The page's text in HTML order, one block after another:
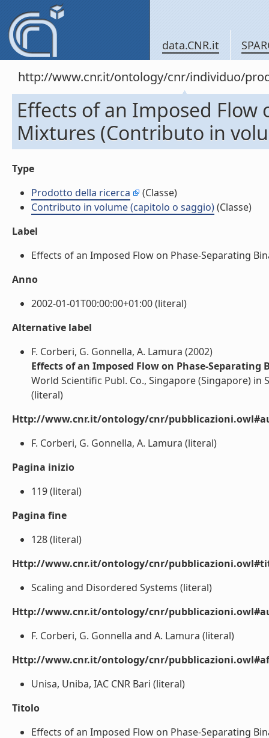
data.CNR.it
http://www.cnr.it/ontology/cnr/individuo/
Effects of an Imposed Flow
Mixtures (Contributo in
Type
Prodotto della ricerca
(Classe)
Contributo in volume (capitolo o saggio)(Classe)
Label
Effects of an Imposed Flow on Phase-Separating
Anno
2002-01-01T00:00:00+01:00 (literal)
Alternative label
F. Corberi, G. Gonnella, A. Lamura (2002)
Effects of an Imposed Flow on Phase-Separating
World Scientific Publ. Co., Singapore (Singapore) in
(literal)
Http://www.cnr.it/ontology/cnr/
F. Corberi, G. Gonnella, A. Lamura (literal)
Pagina inizio
119 (literal)
Pagina fine
128 (literal)
Http://www.cnr.it/ontology/cnr/
Scaling and Disordered Systems (literal)
Http://www.cnr.it/ontology/cnr/
F. Corberi, G. Gonnella and A. Lamura (literal)
Http://www.cnr.it/ontology/cnr/
Unisa, Uniba, IAC CNR Bari (literal)
Titolo
Effects of an Imposed Flow on Phase-Separating